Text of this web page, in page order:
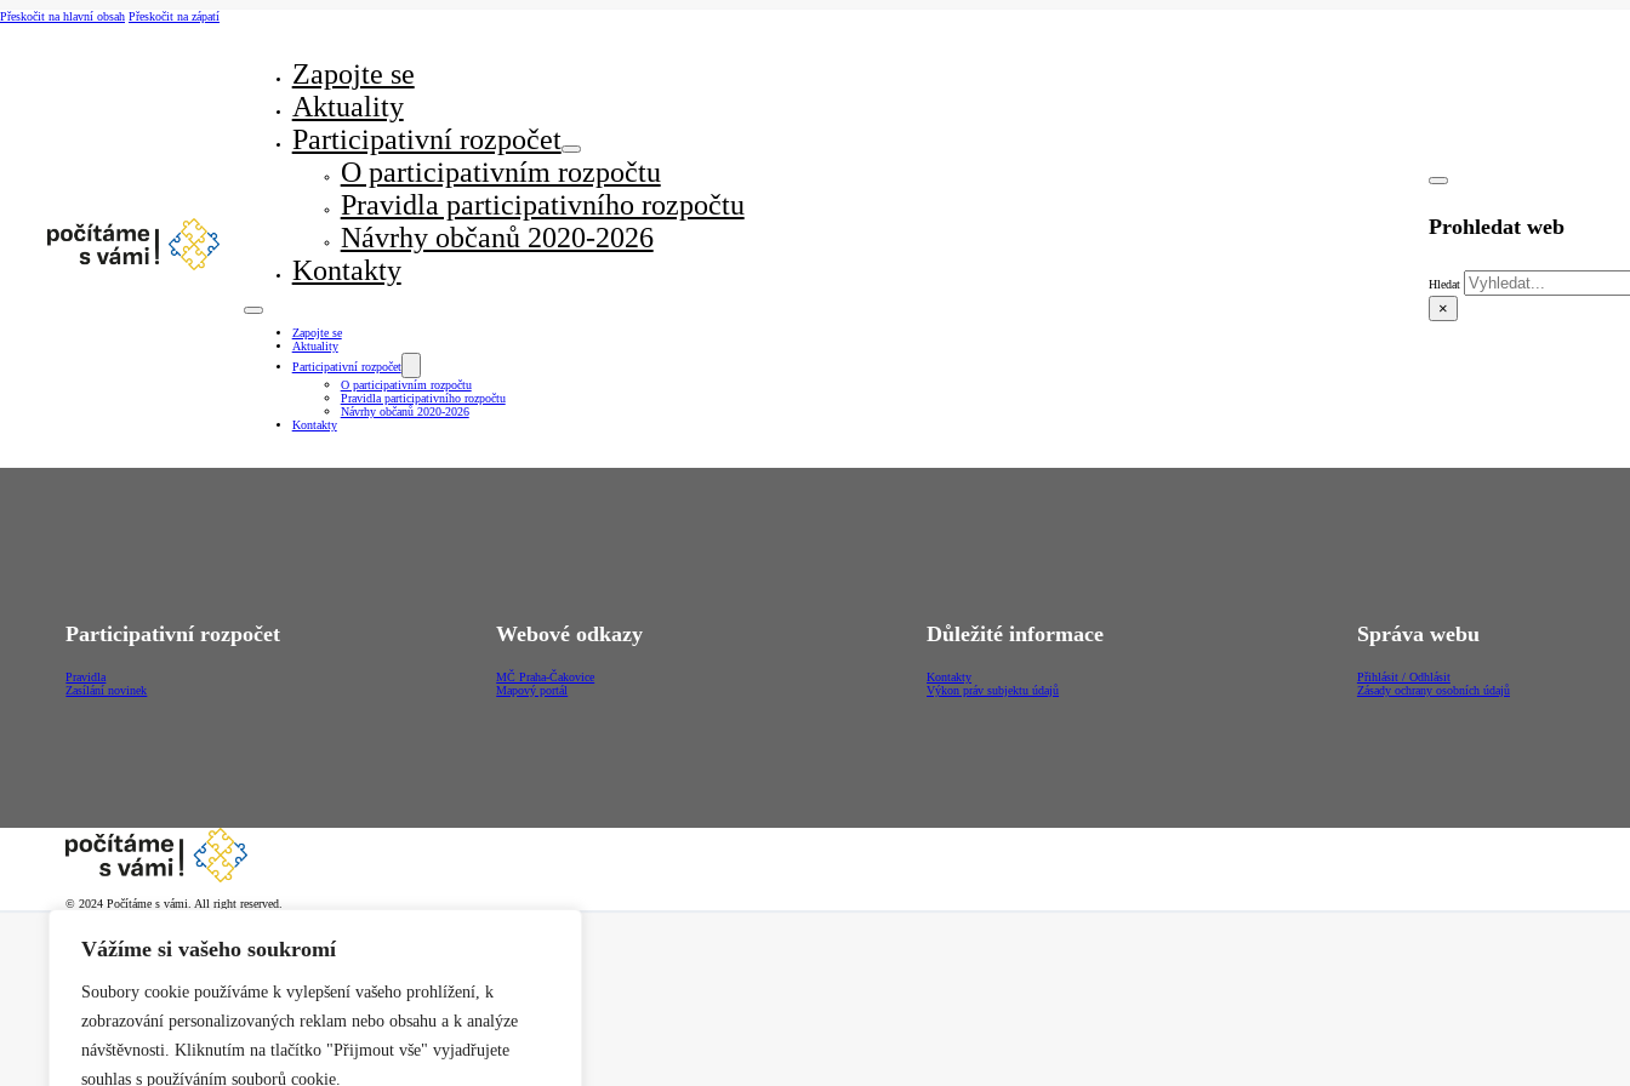
Vážíme si vašeho soukromí
Soubory cookie používáme k vylepšení vašeho prohlížení, k
zobrazování personalizovaných reklam nebo obsahu a k analýze
návštěvnosti. Kliknutím na tlačítko "Přijmout vše" vyjadřujete
souhlas s používáním souborů cookie.
Přeskočit na hlavní obsah Přeskočit na zápatí
Zapojte se
Aktuality
Participativní rozpočet
O participativním rozpočtu
Pravidla participativního rozpočtu
Návrhy občanů 2020-2026
Kontakty
Zapojte se
Aktuality
Participativní rozpočet
O participativním rozpočtu
Pravidla participativního rozpočtu
Návrhy občanů 2020-2026
Kontakty
Prohledat web
Hledat
×
Participativní rozpočet
Pravidla
Zasílání novinek
Webové odkazy
MČ Praha-Čakovice
Mapový portál
Důležité informace
Kontakty
Výkon práv subjektu údajů
Správa webu
Přihlásit / Odhlásit
Zásady ochrany osobních údajů
© 2024 Počítáme s vámi. All right reserved.